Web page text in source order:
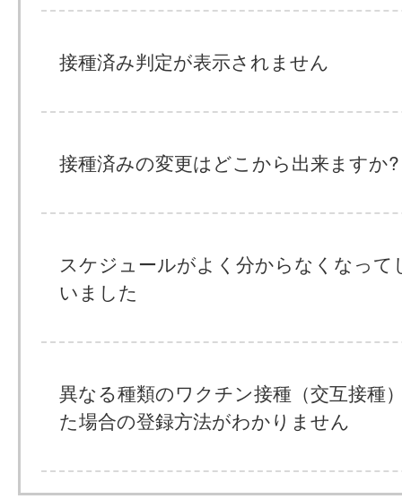
接種済み判定が表示されません
接種済みの変更はどこから出来ますか?
スケジュールがよく分からなくなって
いました
異なる種類のワクチン接種（交互接種
た場合の登録方法がわかりません